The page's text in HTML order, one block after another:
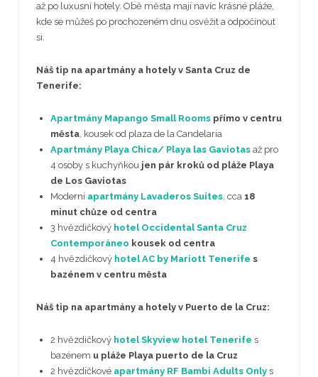
až po luxusní hotely. Obě města mají navíc krásné pláže,
kde se můžeš po prochozeném dnu osvěžit a odpočinout
si.
Náš tip na apartmány a hotely v Santa Cruz de
Tenerife:
Apartmány Mapango Small Rooms přímo v centru
města, kousek od plaza de la Candelaria
Apartmány Playa Chica/ Playa las Gaviotas až pro
4 osoby s kuchyňkou jen pár kroků od pláže Playa
de Los Gaviotas
Moderní apartmány Lavaderos Suites, cca 18
minut chůze od centra
3 hvězdičkový hotel Occidental Santa Cruz
Contemporáneo kousek od centra
4 hvězdičkový hotel AC by Mariott Tenerife s
bazénem v centru města
Náš tip na apartmány a hotely v Puerto de la Cruz:
2 hvězdičkový hotel Skyview hotel Tenerife s
bazénem u pláže Playa puerto de la Cruz
2 hvězdičkové apartmány RF Bambi Adults Only s